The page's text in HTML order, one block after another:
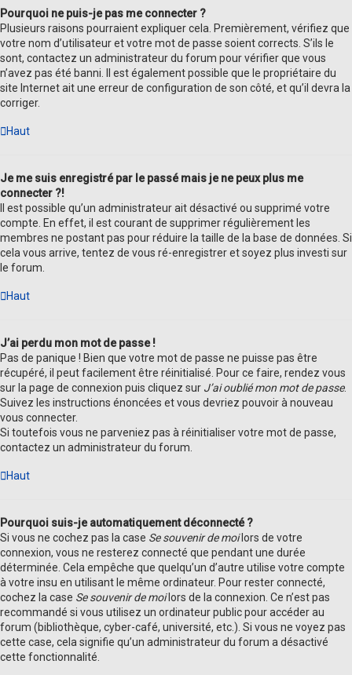
Pourquoi ne puis-je pas me connecter ?
Plusieurs raisons pourraient expliquer cela. Premièrement, vérifiez que
votre nom d’utilisateur et votre mot de passe soient corrects. S’ils le
sont, contactez un administrateur du forum pour vérifier que vous
n’avez pas été banni. Il est également possible que le propriétaire du
site Internet ait une erreur de configuration de son côté, et qu’il devra la
corriger.
Haut
Je me suis enregistré par le passé mais je ne peux plus me
connecter ?!
Il est possible qu’un administrateur ait désactivé ou supprimé votre
compte. En effet, il est courant de supprimer régulièrement les
membres ne postant pas pour réduire la taille de la base de données. Si
cela vous arrive, tentez de vous ré-enregistrer et soyez plus investi sur
le forum.
Haut
J’ai perdu mon mot de passe !
Pas de panique ! Bien que votre mot de passe ne puisse pas être
récupéré, il peut facilement être réinitialisé. Pour ce faire, rendez vous
sur la page de connexion puis cliquez sur J’ai oublié mon mot de passe.
Suivez les instructions énoncées et vous devriez pouvoir à nouveau
vous connecter.
Si toutefois vous ne parveniez pas à réinitialiser votre mot de passe,
contactez un administrateur du forum.
Haut
Pourquoi suis-je automatiquement déconnecté ?
Si vous ne cochez pas la case Se souvenir de moilors de votre
connexion, vous ne resterez connecté que pendant une durée
déterminée. Cela empêche que quelqu’un d’autre utilise votre compte
à votre insu en utilisant le même ordinateur. Pour rester connecté,
cochez la case Se souvenir de moilors de la connexion. Ce n’est pas
recommandé si vous utilisez un ordinateur public pour accéder au
forum (bibliothèque, cyber-café, université, etc.). Si vous ne voyez pas
cette case, cela signifie qu’un administrateur du forum a désactivé
cette fonctionnalité.